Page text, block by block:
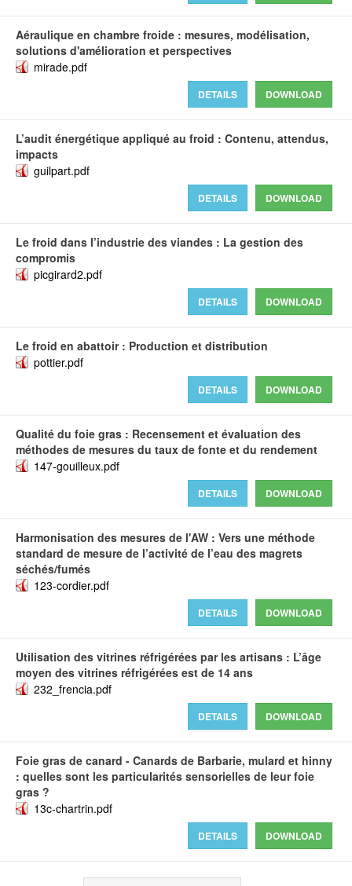
Aéraulique en chambre froide : mesures, modélisation,
solutions d'amélioration et perspectives
mirade.pdf
DOWNLOAD
DETAILS
L’audit énergétique appliqué au froid : Contenu, attendus,
impacts
guilpart.pdf
DOWNLOAD
DETAILS
Le froid dans l’industrie des viandes : La gestion des
compromis
picgirard2.pdf
DOWNLOAD
DETAILS
Le froid en abattoir : Production et distribution
pottier.pdf
DOWNLOAD
DETAILS
Qualité du foie gras : Recensement et évaluation des
méthodes de mesures du taux de fonte et du rendement
147-gouilleux.pdf
DOWNLOAD
DETAILS
Harmonisation des mesures de l'AW : Vers une méthode
standard de mesure de l’activité de l’eau des magrets
séchés/fumés
123-cordier.pdf
DOWNLOAD
DETAILS
Utilisation des vitrines réfrigérées par les artisans : L’âge
moyen des vitrines réfrigérées est de 14 ans
232_frencia.pdf
DOWNLOAD
DETAILS
Foie gras de canard - Canards de Barbarie, mulard et hinny
: quelles sont les particularités sensorielles de leur foie
gras ?
13c-chartrin.pdf
DOWNLOAD
DETAILS